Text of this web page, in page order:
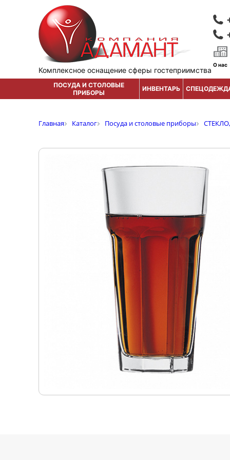
Комплексное оснащение сферы гостеприимства
О нас
ПОСУДА И СТОЛОВЫЕ
ПРИБОРЫ
ИНВЕНТАРЬ
Главная Каталог Посуда и столовые приборы